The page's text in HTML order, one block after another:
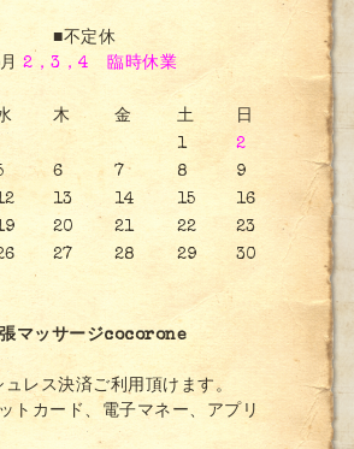
■不定休
月2，3，4 臨時休業
木 金 土
日
1
2
6 7 8
9
13 14 15
16
20 21 22
23
27 28 29
30
マッサージcocorone
ュレス決済ご利用頂けます。
トカード、電子マネー、アプリ